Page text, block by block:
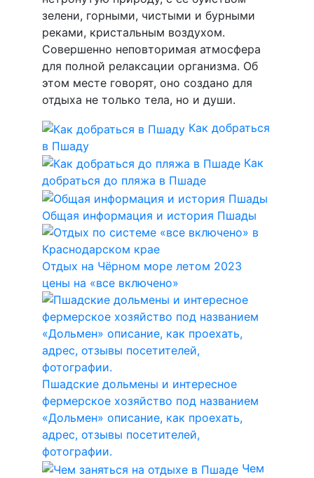
зелени, горными, чистыми и бурными
реками, кристальным воздухом.
Совершенно неповторимая атмосфера
для полной релаксации организма. Об
этом месте говорят, оно создано для
отдыха не только тела, но и души.
Как добраться
в Пшаду
Как
добраться до пляжа в Пшаде
Общая информация и история Пшады
Отдых на Чёрном море летом 2023
цены на «все включено»
Пшадские дольмены и интересное
фермерское хозяйство под названием
«Дольмен» описание, как проехать,
адрес, отзывы посетителей,
фотографии.
Чем